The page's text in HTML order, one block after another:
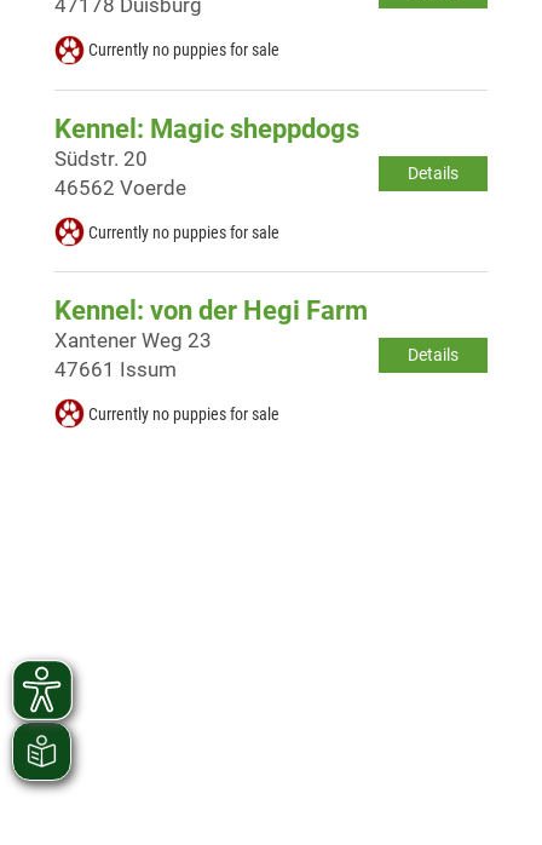
47178 Duisburg
Currently no puppies for sale
Kennel: Magic sheppdogs
Details
Südstr. 20
46562 Voerde
Currently no puppies for sale
Kennel: von der Hegi Farm
Details
Xantener Weg 23
47661 Issum
Currently no puppies for sale